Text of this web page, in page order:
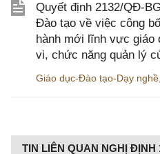
Quyết định 2132/QĐ-
Đào tạo về việc công
hành mới lĩnh vực giáo
vi, chức năng quản lý
Giáo dục-Đào tạo-Dạy nghề
TIN LIÊN QUAN NGHỊ ĐỊNH